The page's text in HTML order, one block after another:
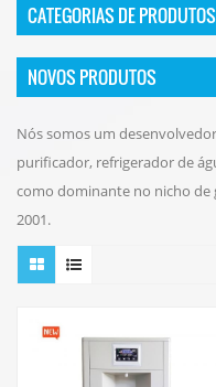
CATEGORIAS DE PRODUTOS
NOVOS PRODUTOS
Nós somos um
purificador, refrigerador de
como dominante no nicho de
2001.